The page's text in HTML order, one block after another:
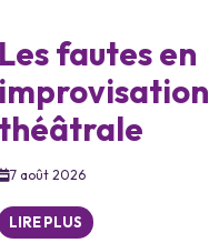
Les fautes en
improvisation
théâtrale
7 août 2026
LIRE PLUS